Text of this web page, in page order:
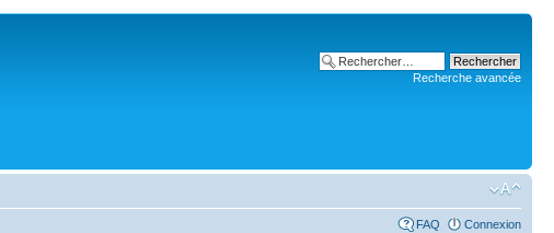
Recherche avancée
FAQ Connexion